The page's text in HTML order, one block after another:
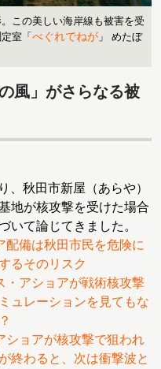
この美しい海岸線も被害を受
室「 べぐれでねが 」 めたぼ
風」がさらなる被
秋田市新屋（あらや）
地が核攻撃を受けた場合
いて論じてきました。
配備は秋田市民を危険に
るそのリスク
・アショアが戦術核攻撃
ュレーションを見てもな
ショアが核攻撃で狙われ
終わると、次は衝撃波と